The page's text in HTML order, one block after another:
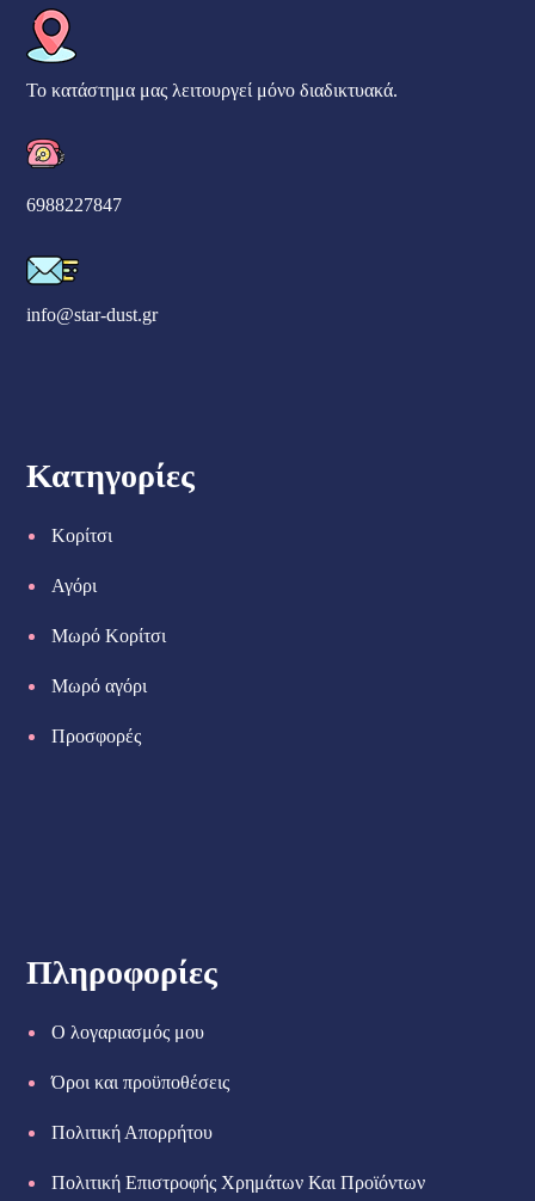
Το κατάστημα μας λειτουργεί μόνο διαδικτυακά.
6988227847
info@star-dust.gr
Κατηγορίες
Κορίτσι
Αγόρι
Μωρό Κορίτσι
Μωρό αγόρι
Προσφορές
Πληροφορίες
Ο λογαριασμός μου
Όροι και προϋποθέσεις
Πολιτική Απορρήτου
Πολιτική Επιστροφής Χρημάτων Και Προϊόντων